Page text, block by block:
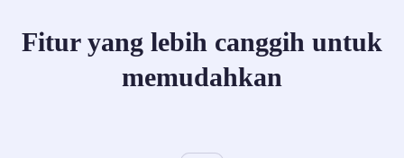
Fitur yang lebih canggih untuk
memudahkan